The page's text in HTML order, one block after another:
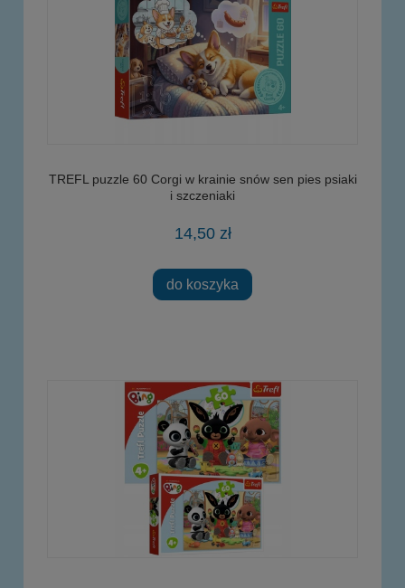
TREFL puzzle 60 Corgi w krainie snów sen pies psiaki
i szczeniaki
14,50 zł
do koszyka